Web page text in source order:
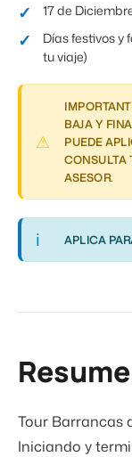
17 de
Días festivos y
tu viaje)
BAJA Y
PUEDE
CONSULTA
ASESOR.
APLICA
Tour Barrancas
Iniciando y